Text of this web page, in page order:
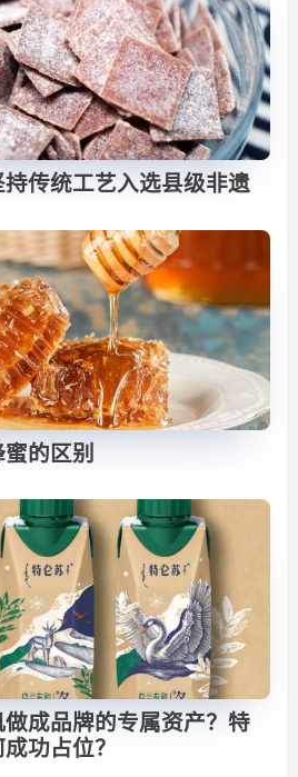
传统工艺入选县级非遗
的区别
成品牌的专属资产？特
功占位？